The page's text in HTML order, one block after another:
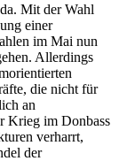
Mit der Wahl
einer
im Mai nun
Allerdings
die nicht für
an
Krieg im Donbass
verharrt,
der